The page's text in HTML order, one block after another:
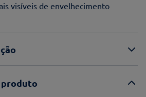
visíveis de envelhecimento
produto